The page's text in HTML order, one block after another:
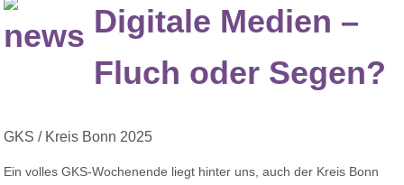
Digitale Medien –
Fluch oder Segen?
GKS / Kreis Bonn 2025
Ein volles GKS-Wochenende liegt hinter uns, auch der Kreis Bonn